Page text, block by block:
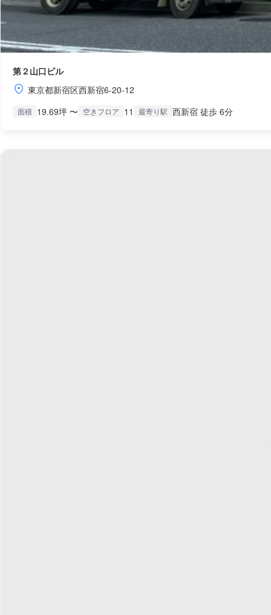
第２山口ビル
東京都新宿区西新宿6-20-12
面積 19.69坪 〜 空きフロア 11 最寄り駅 西新宿 徒歩 6分